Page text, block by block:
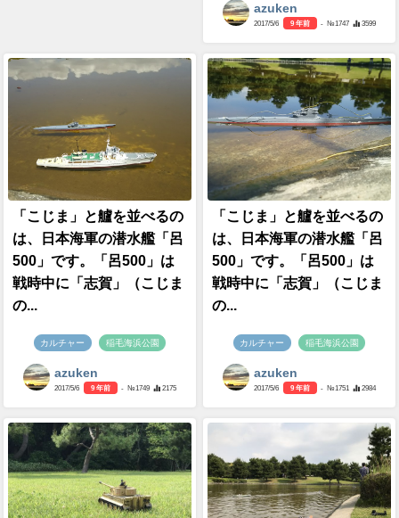
azuken
2017/5/6 9 年前 - №1747 3599
「こじま」と艫を並べるの
は、日本海軍の潜水艦「呂
500」です。「呂500」は
戦時中に「志賀」（こじま
の...
カルチャー 稲毛海浜公園
azuken
2017/5/6 9 年前 - №1749 2175
「こじま」と艫を並べるの
は、日本海軍の潜水艦「呂
500」です。「呂500」は
戦時中に「志賀」（こじま
の...
カルチャー 稲毛海浜公園
azuken
2017/5/6 9 年前 - №1751 2984